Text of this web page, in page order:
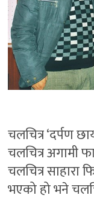
चलचित्र ‘दर्पण
चलचित्र अगामी
चलचित्र साहारा
भएको हो भने